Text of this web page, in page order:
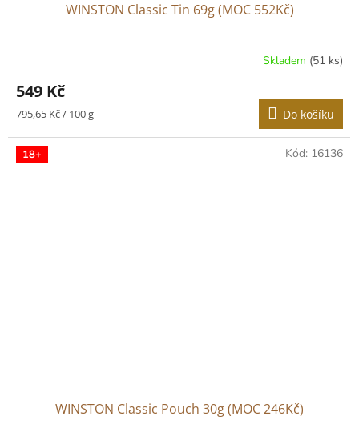
WINSTON Classic Tin 69g (MOC 552Kč)
Skladem (51 ks)
549 Kč
Měrná
795,65 Kč / 100 g Do košíku
18+
WINSTON Classic Pouch 30g (MOC 246Kč)
Kód: 16136